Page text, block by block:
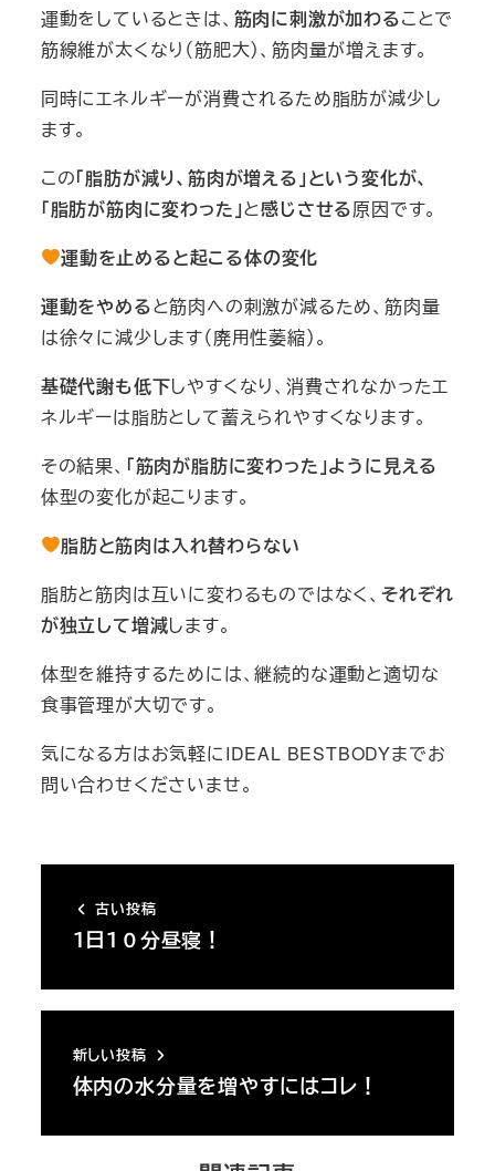
運動をしているときは、 筋肉に刺激が加わることで
筋線維が太くなり（筋肥大）、筋肉量が増えます。
同時にエネルギーが消費されるため脂肪が減少し
ます。
この「脂肪が減り、筋肉が増える」という変化が、
「脂肪が筋肉に変わった」と感じさせる原因です。
運動を止めると起こる体の変化
運動をやめると筋肉への刺激が減るため、筋肉量
は徐々に減少します（廃用性萎縮）。
基礎代謝も低下しやすくなり、消費されなかったエ
ネルギーは脂肪として蓄えられやすくなります。
その結果、 「筋肉が脂肪に変わった」ように見える
体型の変化が起こります。
脂肪と筋肉は入れ替わらない
脂肪と筋肉は互いに変わるものではなく、 それぞれ
が独立して増減します。
体型を維持するためには、継続的な運動と適切な
食事管理が大切です。
気になる方はお気軽にIDEAL BESTBODYまでお
問い合わせくださいませ。
古い投稿
１日１０分昼寝！
新しい投稿
体内の水分量を増やすにはコレ！